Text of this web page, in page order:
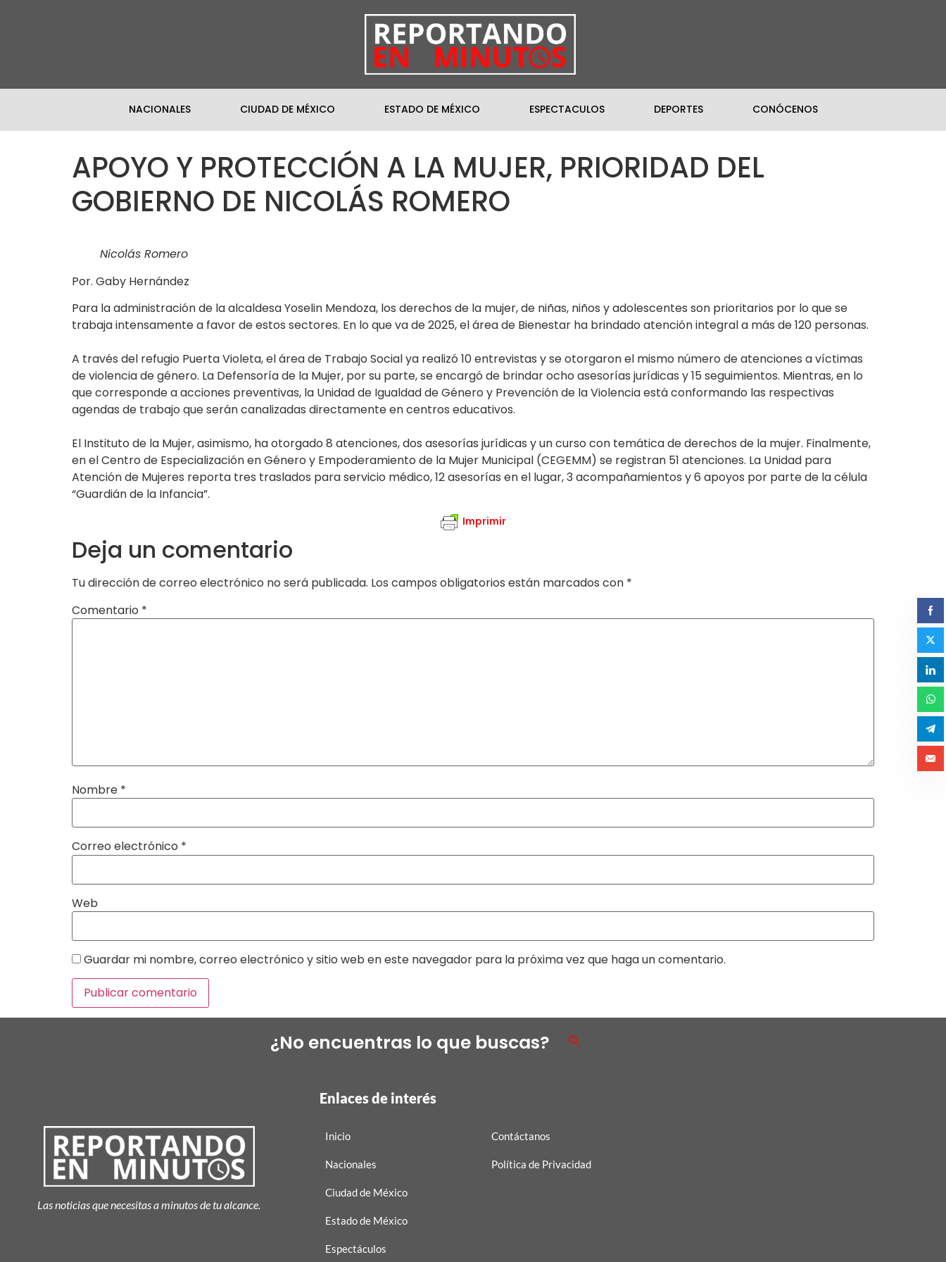
NACIONALES CIUDAD DE MÉXICO ESTADO DE MÉXICO ESPECTACULOS DEPORTES CONÓCENOS
APOYO Y PROTECCIÓN A LA MUJER, PRIORIDAD DEL
GOBIERNO DE NICOLÁS ROMERO
Nicolás Romero
Por. Gaby Hernández
Para la administración de la alcaldesa Yoselin Mendoza, los derechos de la mujer, de niñas, niños y adolescentes son prioritarios por lo que se
trabaja intensamente a favor de estos sectores. En lo que va de 2025, el área de Bienestar ha brindado atención integral a más de 120 personas.
A través del refugio Puerta Violeta, el área de Trabajo Social ya realizó 10 entrevistas y se otorgaron el mismo número de atenciones a víctimas
de violencia de género. La Defensoría de la Mujer, por su parte, se encargó de brindar ocho asesorías jurídicas y 15 seguimientos. Mientras, en lo
que corresponde a acciones preventivas, la Unidad de Igualdad de Género y Prevención de la Violencia está conformando las respectivas
agendas de trabajo que serán canalizadas directamente en centros educativos.
El Instituto de la Mujer, asimismo, ha otorgado 8 atenciones, dos asesorías jurídicas y un curso con temática de derechos de la mujer. Finalmente,
en el Centro de Especialización en Género y Empoderamiento de la Mujer Municipal (CEGEMM) se registran 51 atenciones. La Unidad para
Atención de Mujeres reporta tres traslados para servicio médico, 12 asesorías en el lugar, 3 acompañamientos y 6 apoyos por parte de la célula
“Guardián de la Infancia”.
Imprimir
Deja un comentario
Tu dirección de correo electrónico no será publicada. Los campos obligatorios están marcados con *
Comentario *
Nombre *
Correo electrónico *
Web
Guardar mi nombre, correo electrónico y sitio web en este navegador para la próxima vez que haga un comentario.
¿No encuentras lo que buscas?
Las noticias que necesitas a minutos de tu alcance.
Enlaces de interés
Inicio
Nacionales
Ciudad de México
Estado de México
Espectáculos
Contáctanos
Política de Privacidad